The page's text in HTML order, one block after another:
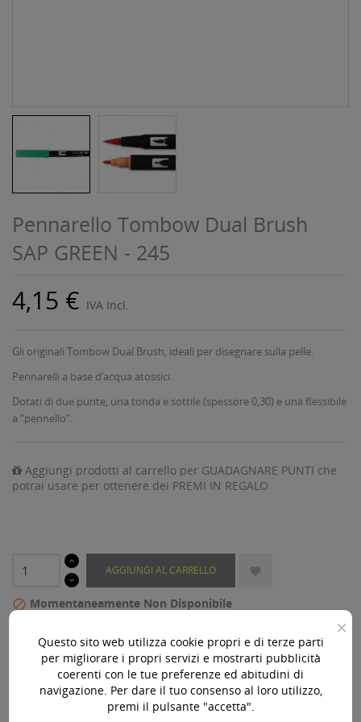
Pennarello Tombow Dual Brush
SAP GREEN - 245
4,15 € IVA Incl.
Gli originali Tombow Dual Brush, ideali per disegnare sulla pelle.
Pennarelli a base d’acqua atossici.
Dotati di due punte, una tonda e sottile (spessore 0,30) e una flessibile
a “pennello”.
Aggiungi prodotti al carrello per GUADAGNARE PUNTI che
potrai usare per ottenere dei PREMI IN REGALO
AGGIUNGI AL CARRELLO 
 Momentaneamente Non Disponibile
Acquista 119,00 € (iva incl.) di prodotti per ottenere la
spedizione gratuita!
×
Questo sito web utilizza cookie propri e di terze parti
per migliorare i propri servizi e mostrarti pubblicità
coerenti con le tue preferenze ed abitudini di
navigazione. Per dare il tuo consenso al loro utilizzo,
premi il pulsante "accetta".